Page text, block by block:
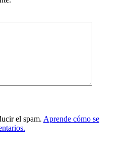
el spam. Aprende cómo se